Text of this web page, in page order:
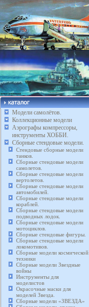
Модели самолётов.
Коллекционные модели
Аэрографы компрессоры,
инструменты ХОББИ.
Сборные стендовые модели.
Стендовые сборные модели
танков.
Сборные стендовые модели
самолетов.
Сборные стендовые модели
вертолетов.
Сборные стендовые модели
автомобилей.
Сборные стендовые модели
кораблей.
Сборные стендовые модели
подводных лодок.
Сборные стендовые модели
мотоциклов.
Сборные стендовые фигуры.
Сборные стендовые модели
локомотивов.
Сборные модели космической
техники
Сборные модели Звездные
войны
Инструменты для
моделистов
Окрасочные маски для
моделей Звезда.
Сборные модели «ЗВЕЗДА»